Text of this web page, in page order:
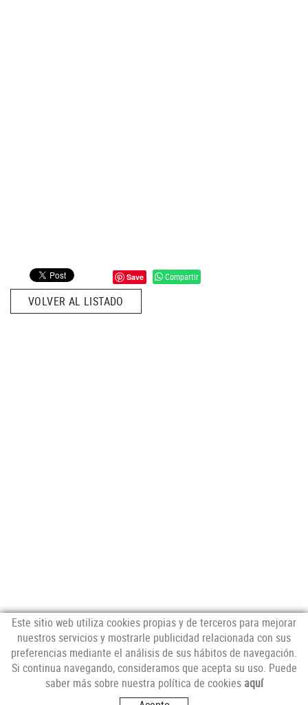
Save Compartir
VOLVER AL LISTADO
NEWSLETTER
Este sitio web utiliza cookies propias y de terceros para mejorar
nuestros servicios y mostrarle publicidad relacionada con sus
preferencias mediante el análisis de sus hábitos de navegación.
Si continua navegando, consideramos que acepta su uso. Puede
saber más sobre nuestra política de cookies aquí